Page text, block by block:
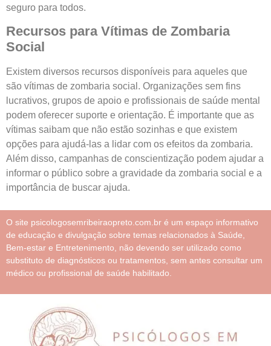
seguro para todos.
Recursos para Vítimas de Zombaria
Social
Existem diversos recursos disponíveis para aqueles que
são vítimas de zombaria social. Organizações sem fins
lucrativos, grupos de apoio e profissionais de saúde mental
podem oferecer suporte e orientação. É importante que as
vítimas saibam que não estão sozinhas e que existem
opções para ajudá-las a lidar com os efeitos da zombaria.
Além disso, campanhas de conscientização podem ajudar a
informar o público sobre a gravidade da zombaria social e a
importância de buscar ajuda.
O site psicologosemribeiraopreto.com.br é um espaço informativo
de educação e divulgação sobre temas relacionados à Saúde,
Bem-estar e Entretenimento, não devendo ser utilizado como
substituto de diagnósticos ou tratamentos, sem antes consultar um
médico ou profissional de saúde habilitado.